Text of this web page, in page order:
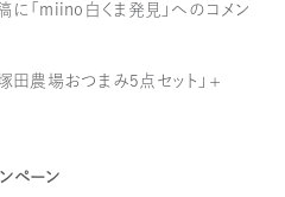
に「miino白くま発見」へのコメン
田農場おつまみ5点セット」＋
ペーン